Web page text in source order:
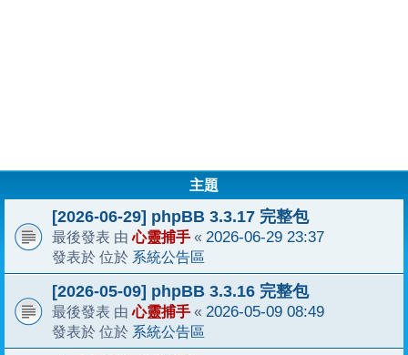
主題
[2026-06-29] phpBB 3.3.17 完整包
最後發表 由心靈捕手 « 2026-06-29 23:37
發表於 位於 系統公告區
[2026-05-09] phpBB 3.3.16 完整包
最後發表 由心靈捕手 « 2026-05-09 08:49
發表於 位於 系統公告區